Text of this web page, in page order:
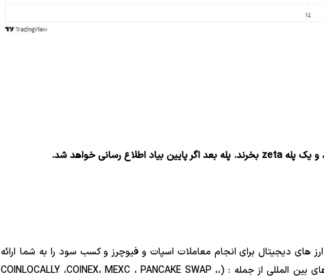
و یک پله zeta بخرند. پله بعد اگر پایین بیاد اطلاع رسانی خواهد شد.
های دیجیتال برای انجام معاملات اسپات و فیوچرز و کسب سود را به شما ارائه
می دهد. که این موقعیت های معاملاتی می توانید در صرافی های بین المللی از جمله : (،COINLOCALLY ،COINEX، MEXC ، PANCAKE SWAP ،